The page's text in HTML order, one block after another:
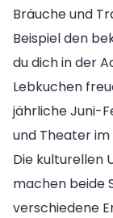
Bräuche und
Beispiel den
du dich in der
Lebkuchen
jährliche Juni-
und Theater
Die kulturellen
machen beide
verschiedene